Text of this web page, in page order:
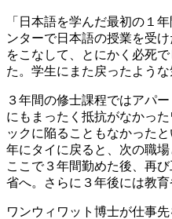
「日本語を学んだ最初の１
ンターで日本語の授業を受
をこなして、とにかく必死
た。学生にまた戻ったような
３年間の修士課程ではアパ
にもまったく抵抗がなかっ
ックに陥ることもなかった
年にタイに戻ると、次の職
ここで３年間勤めた後、再
省へ。さらに３年後には教育
ワンウィワット博士が仕事